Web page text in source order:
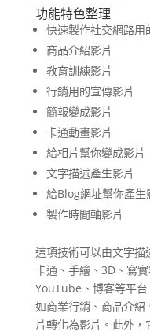
功能特色整理
快速製作社交網路用
商品介紹影片
教育訓練影片
行銷用的宣傳影片
簡報變成影片
卡通動畫影片
給相片幫你變成影片
文字描述產生影片
給Blog網址幫你產生
製作時間軸影片
這項技術可以由文字
卡通、手繪、3D、寫
YouTube、博客等平台
如商業行銷、商品介紹
片轉化為影片。此外